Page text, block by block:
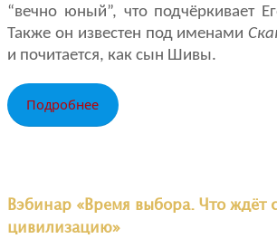
“вечно юный”, что подчёркивает
Также он известен под именами
и почитается, как сын Шивы.
Подробнее
Вэбинар «Время выбора. Что ждёт
цивилизацию»